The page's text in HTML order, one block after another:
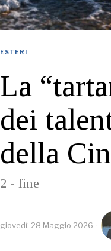
ESTERI
La
dei
della
2 - fine
giovedì, 28 Maggio 2026